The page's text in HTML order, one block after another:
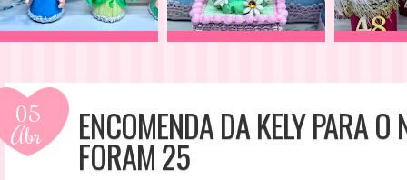
05
Abr ENCOMENDA DA KELY PARA
FORAM 25